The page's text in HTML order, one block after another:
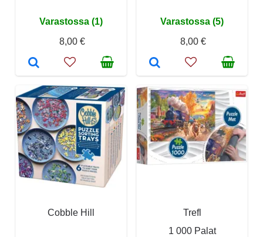
Varastossa (1)
8,00 €
Varastossa (5)
8,00 €
Cobble Hill
Trefl
1 000 Palat